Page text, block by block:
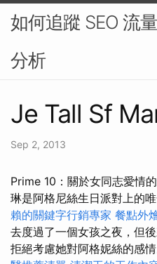
如何追蹤 SEO 流
分析
Je Tall Sf
Sep 2, 2013
Prime 10：關於女同志愛情
琳是阿格尼絲生日派對上的唯
賴的關鍵字行銷專家 餐點外
去度過了一個女孩之夜，但
拒絕考慮她對阿格妮絲的感情